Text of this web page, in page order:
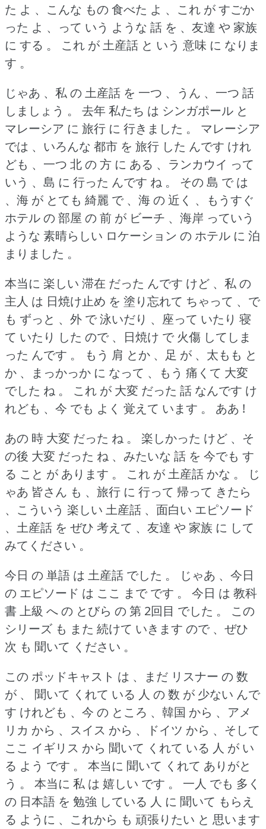
た よ 、こんな もの 食べた よ 、これ が すごか
った よ 、って いう ような 話 を 、友達 や 家族
に する 。
これ が 土産話 と いう 意味 に なりま
す 。
じゃあ 、私 の 土産話 を 一つ 、うん 、一つ 話
しましょう 。
去年 私たち は シンガポール と
マレーシア に 旅行 に 行きました 。
マレーシア
では 、いろんな 都市 を 旅行 した んです けれ
ども 、一つ 北 の 方 に ある 、ランカウイ って
いう 、島 に 行った んです ね 。
その 島 で は
、海 が とても 綺麗 で 、海 の 近く 、もうすぐ
ホテル の 部屋 の 前 が ビーチ 、海岸 っていう
ような 素晴らしい ロケーション の ホテル に 泊
まりました 。
本当に 楽しい 滞在 だった んです けど 、私 の
主人 は 日焼け止め を 塗り忘れて ちゃって 、で
も ずっと 、外 で 泳いだり 、座って いたり 寝
て いたり した ので 、日焼け で 火傷 してしま
った んです 。
もう 肩 とか 、足 が 、太もも と
か 、まっかっか に なって 、もう 痛くて 大変
でした ね 。
これ が 大変 だった 話 なんです け
れども 、今 でも よく 覚えて います 。
ああ !
あの 時 大変 だった ね 。
楽しかった けど 、そ
の後 大変 だった ね 、みたいな 話 を 今でも す
る こと が あります 。
これ が 土産話 かな 。
じ
ゃあ 皆さん も 、旅行 に 行って 帰って きたら
、こういう 楽しい 土産話 、面白い エピソード
、土産話 を ぜひ 考えて 、友達 や 家族 に して
みてください 。
今日 の 単語 は 土産話 でした 。
じゃあ 、今日
の エピソード は ここ まで です 。
今日 は 教科
書 上級 へ の とびら の 第 2回目 でした 。
この
シリーズ も また 続けて いきます ので 、ぜひ
次 も 聞いて ください 。
この ポッドキャスト は 、まだ リスナー の 数
が 、 聞いて くれて いる 人 の 数 が 少ない んで
す けれども 、今 の ところ 、韓国 から 、アメ
リカ から 、スイス から 、ドイツ から 、そして
ここ イギリス から 聞いて くれて いる 人 が い
る よう です 。
本当に 聞いて くれて ありがと
う 。
本当に 私 は 嬉しい です 。
一人 でも 多く
の 日本語 を 勉強 している 人 に 聞いて もらえ
る ように 、これから も 頑張りたい と 思います